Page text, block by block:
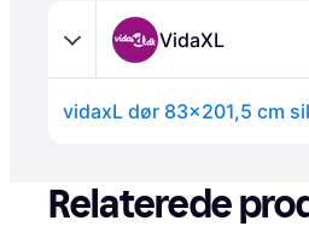
VidaXL
vidaxL dør 83x201,5 cm
Relaterede